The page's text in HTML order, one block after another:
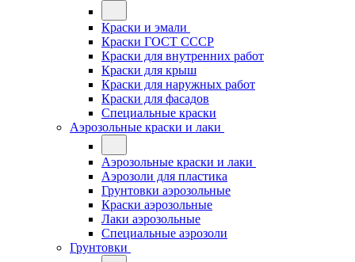
Краски и эмали
Краски ГОСТ СССР
Краски для внутренних работ
Краски для крыш
Краски для наружных работ
Краски для фасадов
Специальные краски
Аэрозольные краски и лаки
Аэрозольные краски и лаки
Аэрозоли для пластика
Грунтовки аэрозольные
Краски аэрозольные
Лаки аэрозольные
Специальные аэрозоли
Грунтовки